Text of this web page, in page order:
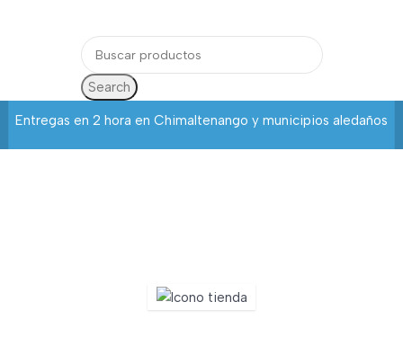
Search
Entregas en 2 hora en Chimaltenango y municipios aledaños